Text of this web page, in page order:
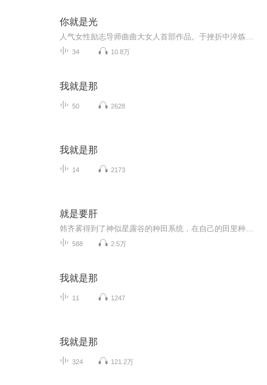
你就是光
34 10.8万
我就是那
50 2628
我就是那
14 2173
就是要肝
588 2.5万
我就是那
11 1247
我就是那
324 121.2万